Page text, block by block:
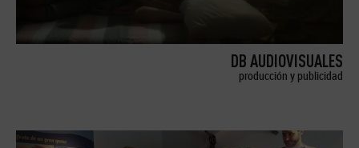
DB AUDIOVISUALES
producción y publicidad